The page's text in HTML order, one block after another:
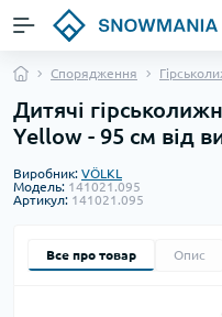
Спорядження
Дитячі
Yellow - 95 см від
Виробник: VÖLKL
Модель: 141021.095
Артикул: 141021.095
Все про товар Опис